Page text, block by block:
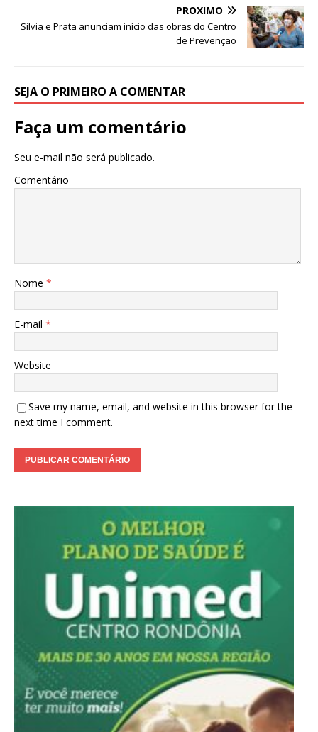
PRÓXIMO
Silvia e Prata anunciam início das obras do Centro
de Prevenção
SEJA O PRIMEIRO A COMENTAR
Faça um comentário
Seu e-mail não será publicado.
Comentário
Nome *
E-mail *
Website
Save my name, email, and website in this browser for the
next time I comment.